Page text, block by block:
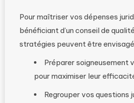
Pour maîtriser vos dépenses
bénéficiant d’un conseil de
stratégies peuvent être
Préparer soigneusement
pour maximiser leur
Regrouper vos questions